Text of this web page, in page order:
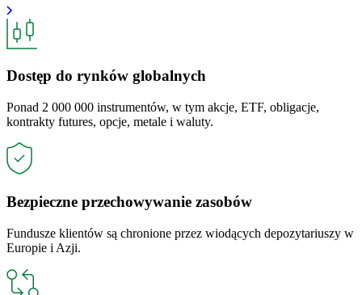
Dostęp do rynków globalnych
Ponad 2 000 000 instrumentów, w tym akcje, ETF, obligacje,
kontrakty futures, opcje, metale i waluty.
Bezpieczne przechowywanie zasobów
Fundusze klientów są chronione przez wiodących depozytariuszy w
Europie i Azji.